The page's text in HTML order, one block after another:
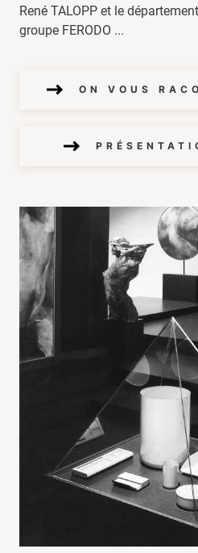
René TALOPP et le
groupe FERODO ...
ON VOUS